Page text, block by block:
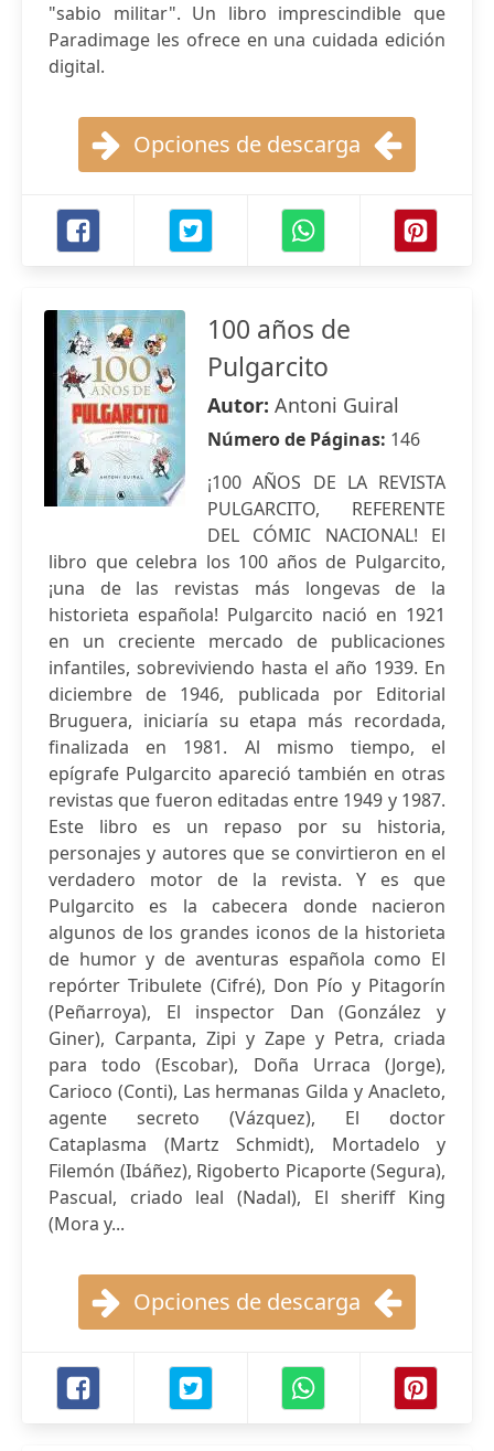
"sabio militar". Un libro imprescindible que
Paradimage les ofrece en una cuidada edición
digital.
Opciones de descarga
100 años de
Pulgarcito
Autor: Antoni Guiral
Número de Páginas: 146
¡100 AÑOS DE LA REVISTA
PULGARCITO, REFERENTE
DEL CÓMIC NACIONAL! El
libro que celebra los 100 años de Pulgarcito,
¡una de las revistas más longevas de la
historieta española! Pulgarcito nació en 1921
en un creciente mercado de publicaciones
infantiles, sobreviviendo hasta el año 1939. En
diciembre de 1946, publicada por Editorial
Bruguera, iniciaría su etapa más recordada,
finalizada en 1981. Al mismo tiempo, el
epígrafe Pulgarcito apareció también en otras
revistas que fueron editadas entre 1949 y 1987.
Este libro es un repaso por su historia,
personajes y autores que se convirtieron en el
verdadero motor de la revista. Y es que
Pulgarcito es la cabecera donde nacieron
algunos de los grandes iconos de la historieta
de humor y de aventuras española como El
repórter Tribulete (Cifré), Don Pío y Pitagorín
(Peñarroya), El inspector Dan (González y
Giner), Carpanta, Zipi y Zape y Petra, criada
para todo (Escobar), Doña Urraca (Jorge),
Carioco (Conti), Las hermanas Gilda y Anacleto,
agente secreto (Vázquez), El doctor
Cataplasma (Martz Schmidt), Mortadelo y
Filemón (Ibáñez), Rigoberto Picaporte (Segura),
Pascual, criado leal (Nadal), El sheriff King
(Mora y...
Opciones de descarga